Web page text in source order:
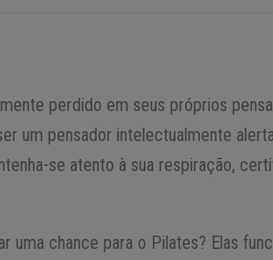
perdido em seus próprios
um pensador intelectualmente
se atento à sua respiração,
uma chance para o Pilates? Elas